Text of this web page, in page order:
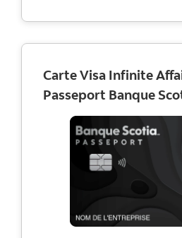
Carte Visa Infinite
Passeport Banque